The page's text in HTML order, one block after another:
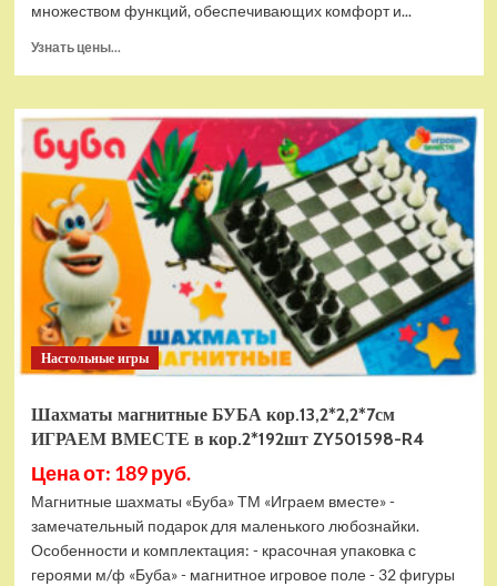
множеством функций, обеспечивающих комфорт и...
Узнать цены...
Детский
электромобиль
RiverToys
F888FF
красный
Настольные игры
Шахматы магнитные БУБА кор.13,2*2,2*7см
ИГРАЕМ ВМЕСТЕ в кор.2*192шт ZY501598-R4
Цена от: 189 руб.
Магнитные шахматы «Буба» ТМ «Играем вместе» -
замечательный подарок для маленького любознайки.
Особенности и комплектация: - красочная упаковка с
героями м/ф «Буба» - магнитное игровое поле - 32 фигуры